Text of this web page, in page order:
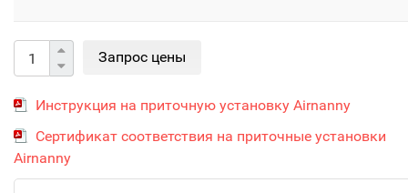
Инструкция на приточную установку Airnanny
Сертификат соответствия на приточные установки
Airnanny